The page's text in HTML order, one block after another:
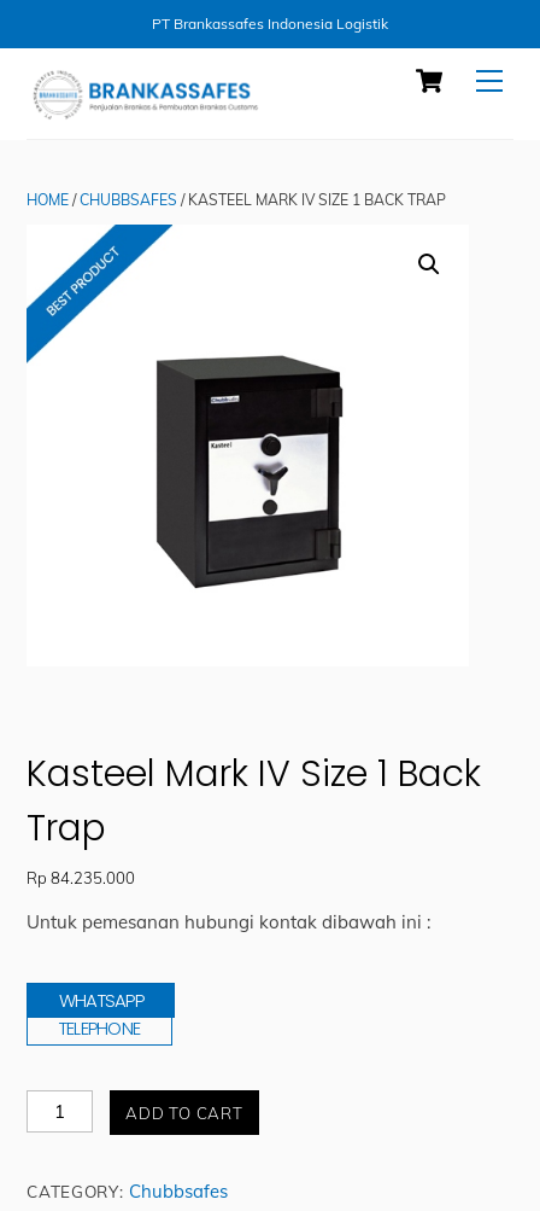
PT Brankassafes Indonesia Logistik
content
Cart
HOME /CHUBBSAFES / KASTEEL MARK IV SIZE 1 BACK TRAP
Kasteel Mark IV Size 1 Back
Trap
Rp 84.235.000
Untuk pemesanan hubungi kontak dibawah ini :
WHATSAPP
TELEPHONE
Kasteel
Mark
1
ADD TO CART
CATEGORY: Chubbsafes